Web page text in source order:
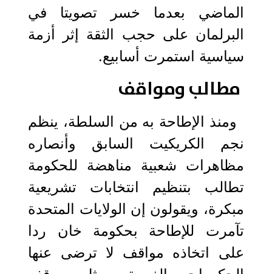
الماضي بعدما خسر تصويتا في
البرلمان على حجب الثقة إثر أزمة
سياسية استمرت أسابيع.
مطالب ومواقف
ومنذ الإطاحة به من السلطة، ينظم
نجم الكريكيت السابق وأنصاره
مظاهرات شعبية مناهضة للحكومة
تطالب بتنظيم انتخابات تشريعية
مبكرة، ويقولون إن الولايات المتحدة
تآمرت للإطاحة بحكومة خان ردا
على اتخاذه مواقف لا ترضى عنها